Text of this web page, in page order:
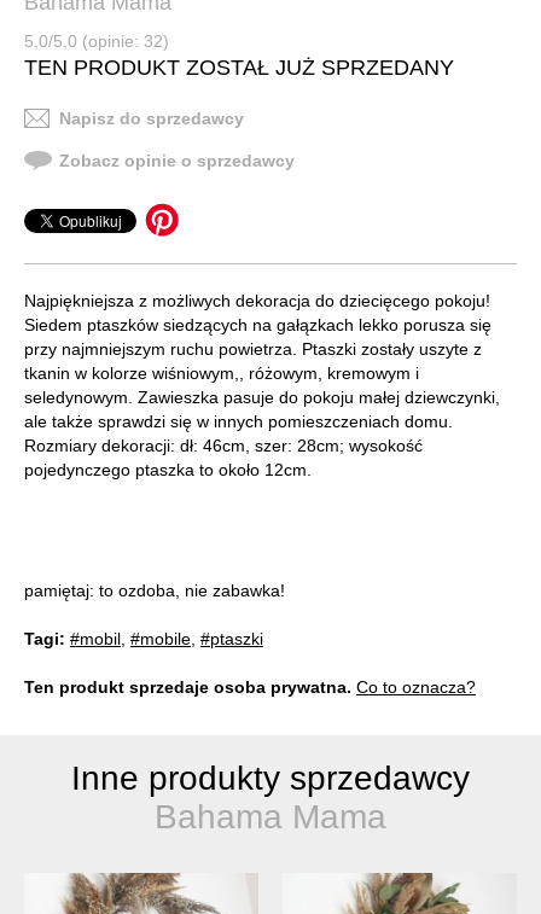
5,0/5,0 (opinie: 32)
TEN PRODUKT ZOSTAŁ JUŻ SPRZEDANY
Napisz do sprzedawcy
Zobacz opinie o sprzedawcy
Najpiękniejsza z możliwych dekoracja do dziecięcego pokoju!
Siedem ptaszków siedzących na gałązkach lekko porusza się
przy najmniejszym ruchu powietrza. Ptaszki zostały uszyte z
tkanin w kolorze wiśniowym,, różowym, kremowym i
seledynowym. Zawieszka pasuje do pokoju małej dziewczynki,
ale także sprawdzi się w innych pomieszczeniach domu.
Rozmiary dekoracji: dł: 46cm, szer: 28cm; wysokość
pojedynczego ptaszka to około 12cm.
pamiętaj: to ozdoba, nie zabawka!
Tagi: #mobil #mobile #ptaszki
Ten produkt sprzedaje osoba prywatna. Co to oznacza?
Inne produkty sprzedawcy
Bahama Mama